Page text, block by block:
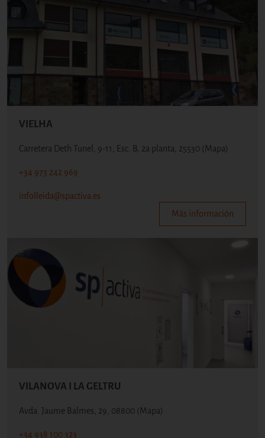
VIELHA
Carretera Deth Tunel, 9-11, Esc. B, 2a planta, 25530 (Mapa)
+34 973 242 969
infolleida@spactiva.es
Más información
VILANOVA I LA GELTRU
Avda. Jaume Balmes, 29, 08800 (Mapa)
+34 938 100 323